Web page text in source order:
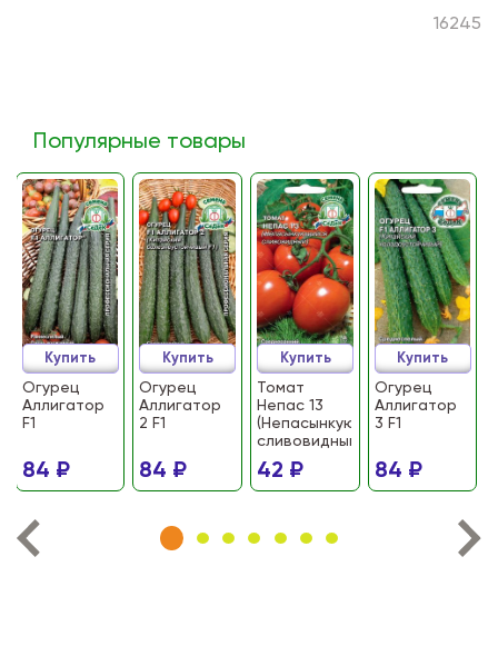
16245
Популярные товары
Огурец
Аллигатор
F1
84 ₽
Купить
Огурец
Аллигатор
2 F1
84 ₽
Купить
Томат
Непас 13
(Непасынкующийся
сливовидный)
42 ₽
Купить
Огурец
Аллигатор
3 F1
84 ₽
Купить